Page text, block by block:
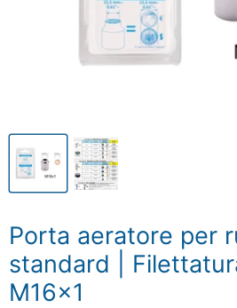
Porta aeratore per
standard |
M16x1